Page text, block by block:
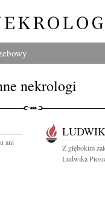
nekrologi
ani
Z głębokim
Ludwika